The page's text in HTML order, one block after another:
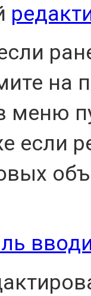
на
меню
если